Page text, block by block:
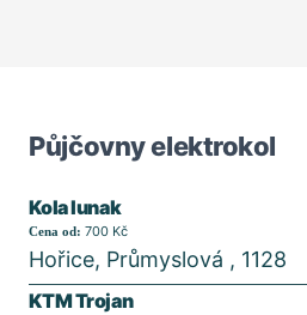
Půjčovny elektrokol
Kola lunak
Cena od: 700 Kč
Hořice, Průmyslová , 1128
KTM Trojan